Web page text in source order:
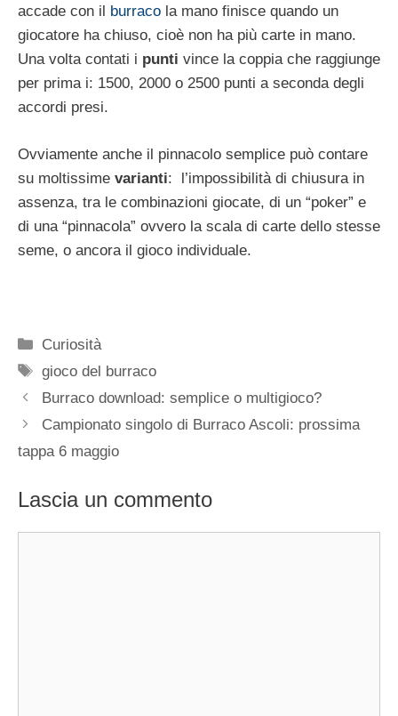
accade con il burraco la mano finisce quando un
giocatore ha chiuso, cioè non ha più carte in mano.
Una volta contati i punti vince la coppia che raggiunge
per prima i: 1500, 2000 o 2500 punti a seconda degli
accordi presi.
Ovviamente anche il pinnacolo semplice può contare
su moltissime varianti: l’impossibilità di chiusura in
assenza, tra le combinazioni giocate, di un “poker” e
di una “pinnacola” ovvero la scala di carte dello stesse
seme, o ancora il gioco individuale.
Categorie
Curiosità
Tag
gioco del burraco
Burraco download: semplice o multigioco?
Campionato singolo di Burraco Ascoli: prossima
tappa 6 maggio
Lascia un commento